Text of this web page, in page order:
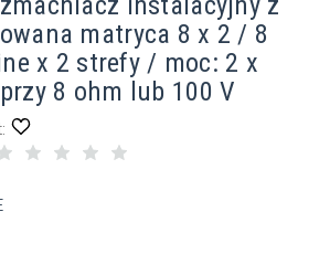
matryca 8 x 2 / 8
x 2 strefy / moc: 2 x
8 ohm lub 100 V